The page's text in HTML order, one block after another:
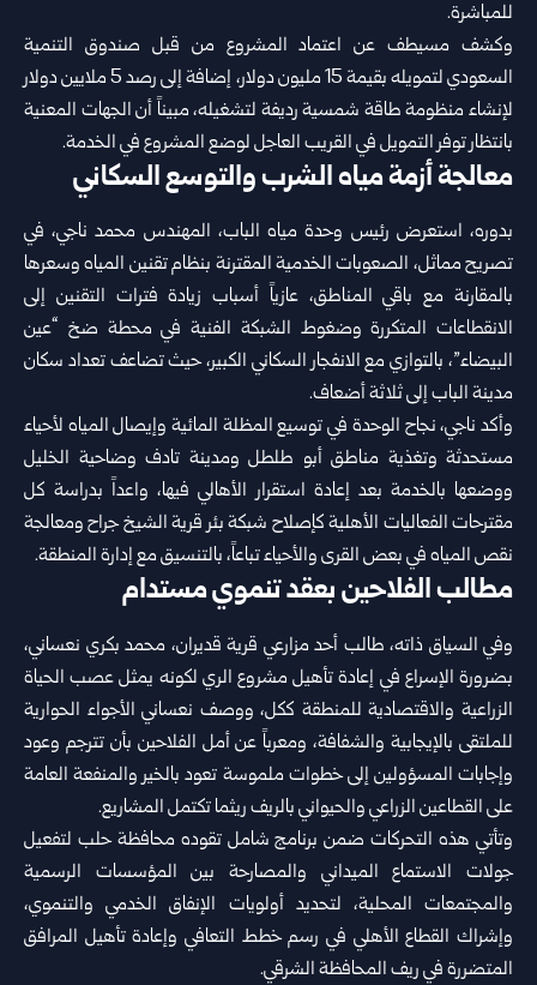
للمباشرة.
وكشف مسيطف عن اعتماد المشروع من قبل صندوق التنمية
السعودي لتمويله بقيمة 15 مليون دولار، إضافة إلى رصد 5 ملايين دولار
لإنشاء منظومة طاقة شمسية رديفة لتشغيله، مبيناً أن الجهات المعنية
بانتظار توفر التمويل في القريب العاجل لوضع المشروع في الخدمة.
معالجة أزمة مياه الشرب والتوسع السكاني
بدوره، استعرض رئيس وحدة مياه الباب، المهندس محمد ناجي، في
تصريح مماثل، الصعوبات الخدمية المقترنة بنظام تقنين المياه وسعرها
بالمقارنة مع باقي المناطق، عازياً أسباب زيادة فترات التقنين إلى
الانقطاعات المتكررة وضغوط الشبكة الفنية في محطة ضخ “عين
البيضاء”، بالتوازي مع الانفجار السكاني الكبير، حيث تضاعف تعداد سكان
مدينة الباب إلى ثلاثة أضعاف.
وأكد ناجي، نجاح الوحدة في توسيع المظلة المائية وإيصال المياه لأحياء
مستحدثة وتغذية مناطق أبو طلطل ومدينة تادف وضاحية الخليل
ووضعها بالخدمة بعد إعادة استقرار الأهالي فيها، واعداً بدراسة كل
مقترحات الفعاليات الأهلية كإصلاح شبكة بئر قرية الشيخ جراح ومعالجة
نقص المياه في بعض القرى والأحياء تباعاً، بالتنسيق مع إدارة المنطقة.
مطالب الفلاحين بعقد تنموي مستدام
وفي السياق ذاته، طالب أحد مزارعي قرية قديران، محمد بكري نعساني،
بضرورة الإسراع في إعادة تأهيل مشروع الري لكونه يمثل عصب الحياة
الزراعية والاقتصادية للمنطقة ككل، ووصف نعساني الأجواء الحوارية
للملتقى بالإيجابية والشفافة، ومعرباً عن أمل الفلاحين بأن تترجم وعود
وإجابات المسؤولين إلى خطوات ملموسة تعود بالخير والمنفعة العامة
على القطاعين الزراعي والحيواني بالريف ريثما تكتمل المشاريع.
وتأتي هذه التحركات ضمن برنامج شامل تقوده محافظة حلب لتفعيل
جولات الاستماع الميداني والمصارحة بين المؤسسات الرسمية
والمجتمعات المحلية، لتحديد أولويات الإنفاق الخدمي والتنموي،
وإشراك القطاع الأهلي في رسم خطط التعافي وإعادة تأهيل المرافق
المتضررة في ريف المحافظة الشرقي.